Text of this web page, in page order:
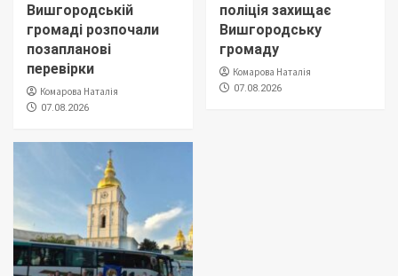
Вишгородській
громаді розпочали
позапланові
перевірки
Комарова Наталія
07.08.2026
поліція захищає
Вишгородську
громаду
Комарова Наталія
07.08.2026